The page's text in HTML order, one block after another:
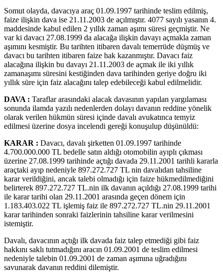
Somut olayda, davacıya araç 01.09.1997 tarihinde teslim edilmiş,
faize ilişkin dava ise 21.11.2003 de açılmıştır. 4077 sayılı yasanın 4.
maddesinde kabul edilen 2 yıllık zaman aşımı süresi geçmiştir. Ne
var ki davacı 27.08.1999 da alacağa ilişkin davayı açmakla zaman
aşımını kesmiştir. Bu tarihten itibaren davalı temerrüde düşmüş ve
davacı bu tarihten itibaren faize hak kazanmıştır. Davacı faiz
alacağına ilişkin bu davayı 21.11.2003 de açmak ile iki yıllık
zamanaşımı süresini kestiğinden dava tarihinden geriye doğru iki
yıllık süre için faiz alacağını talep edebileceği kabul edilmelidir.
DAVA : Taraflar arasındaki alacak davasının yapılan yargılaması
sonunda ilamda yazılı nedenlerden dolayı davanın reddine yönelik
olarak verilen hükmün süresi içinde davalı avukatınca temyiz
edilmesi üzerine dosya incelendi gereği konuşulup düşünüldü:
KARAR : Davacı, davalı şirketten 01.09.1997 tarihinde
4.700.000.000 TL bedelle satın aldığı otomobilin ayıplı çıkması
üzerine 27.08.1999 tarihinde açtığı davada 29.11.2001 tarihli kararla
araçtaki ayıp nedeniyle 897.272.727 TL nin davalıdan tahsiline
karar verildiğini, ancak talebi olmadığı için faize hükmedilmediğini
belirterek 897.272.727 TL.nin ilk davanın açıldığı 27.08.1999 tarihi
ile karar tarihi olan 29.11.2001 arasında geçen dönem için
1.183.403.022 TL işlemiş faiz ile 897.272.727 TL.nin 29.11.2001
karar tarihinden sonraki faizlerinin tahsiline karar verilmesini
istemiştir.
Davalı, davacının açtığı ilk davada faiz talep etmediği gibi faiz
hakkını saklı tutmadığını aracın 01.09.2001 de teslim edilmesi
nedeniyle talebin 01.09.2001 de zaman aşımına uğradığını
savunarak davanın reddini dilemiştir.